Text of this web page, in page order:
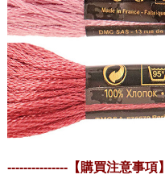
---------------【購買注意事項】